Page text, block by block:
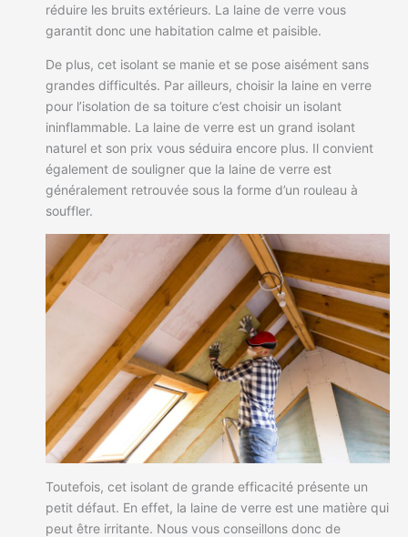
réduire les bruits extérieurs. La laine de verre vous
garantit donc une habitation calme et paisible.
De plus, cet isolant se manie et se pose aisément sans
grandes difficultés. Par ailleurs, choisir la laine en verre
pour l’isolation de sa toiture c’est choisir un isolant
ininflammable. La laine de verre est un grand isolant
naturel et son prix vous séduira encore plus. Il convient
également de souligner que la laine de verre est
généralement retrouvée sous la forme d’un rouleau à
souffler.
Toutefois, cet isolant de grande efficacité présente un
petit défaut. En effet, la laine de verre est une matière qui
peut être irritante. Nous vous conseillons donc de